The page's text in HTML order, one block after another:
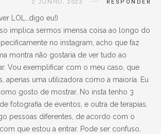
2 JUNHO, 2022 RESPONDER
LOL…digo eu!)
implica sermos imensa coisa ao longo do
no instagram, acho que faz
montra não gostaria de ver tudo ao
Vou exemplificar com o meu caso, que
apenas uma utilizadora como a maioria. Eu
gosto de mostrar. No insta tenho 3
fotografia de eventos, e outra de terapias.
pessoas diferentes, de acordo com o
que estou a entrar. Pode ser confuso,